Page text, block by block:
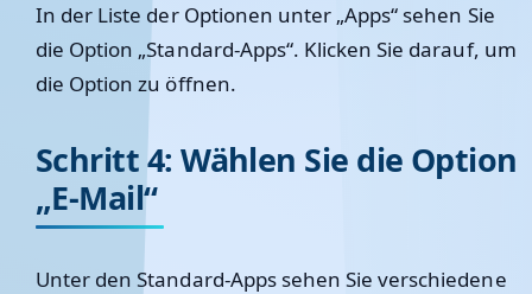
In der Liste der Optionen unter „Apps“ sehen Sie
die Option „Standard-Apps“. Klicken Sie darauf, um
die Option zu öffnen.
Schritt 4: Wählen Sie die Option
„E-Mail“
Unter den Standard-Apps sehen Sie verschiedene